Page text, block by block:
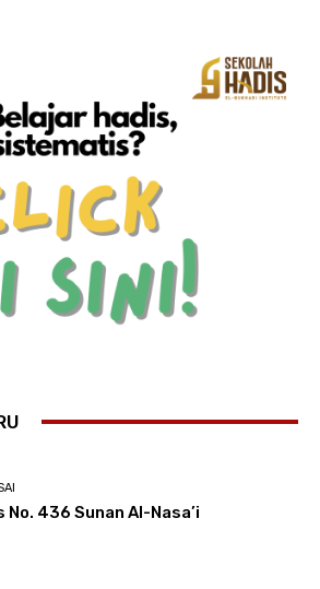
No. 436 Sunan Al-Nasa’i